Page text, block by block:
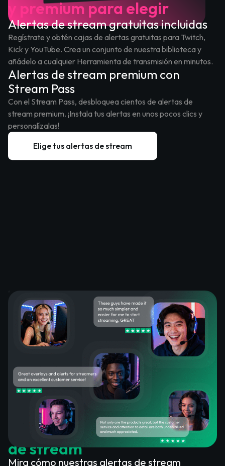
y premium para elegir
Alertas de stream gratuitas incluidas
Regístrate y obtén cajas de alertas gratuitas para Twitch,
Kick y YouTube. Crea un conjunto de nuestra biblioteca y
añádelo a cualquier Herramienta de transmisión en minutos.
Alertas de stream premium con
Stream Pass
Con el Stream Pass, desbloquea cientos de alertas de
stream premium. ¡Instala tus alertas en unos pocos clics y
personalízalas!
Elige tus alertas de stream
Lo que dicen los clientes
satisfechos sobre las alertas
de stream
Mira cómo nuestras alertas de stream